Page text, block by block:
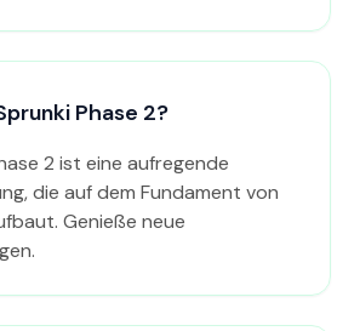
Phase 2?
2 ist eine aufregende
die auf dem Fundament von
Genieße neue